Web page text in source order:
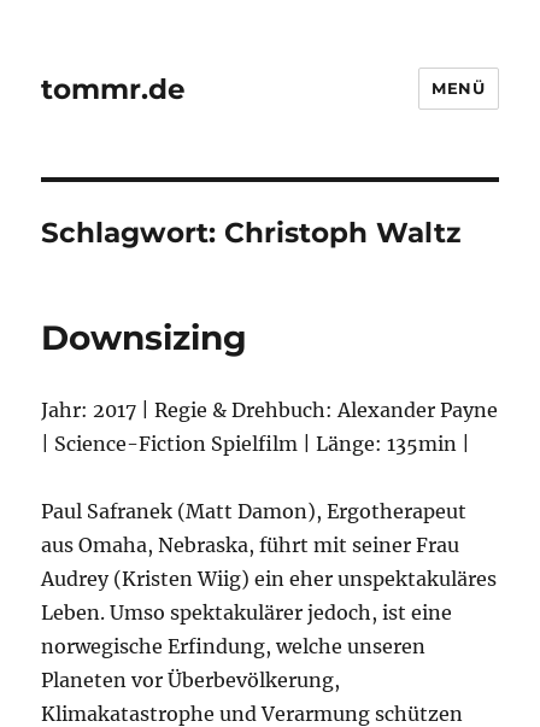
tommr.de MENÜ
Schlagwort: Christoph Waltz
Downsizing
Jahr: 2017 | Regie & Drehbuch: Alexander Payne
| Science-Fiction Spielfilm | Länge: 135min |
Paul Safranek (Matt Damon), Ergotherapeut
aus Omaha, Nebraska, führt mit seiner Frau
Audrey (Kristen Wiig) ein eher unspektakuläres
Leben. Umso spektakulärer jedoch, ist eine
norwegische Erfindung, welche unseren
Planeten vor Überbevölkerung,
Klimakatastrophe und Verarmung schützen